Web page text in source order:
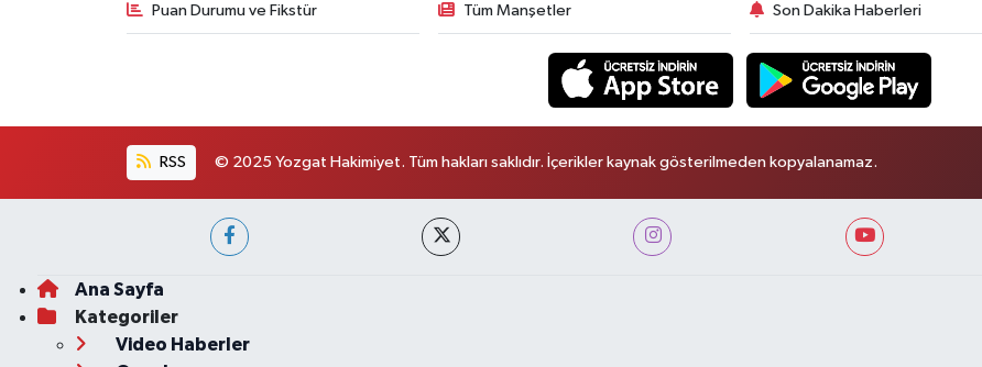
Puan Durumu ve Fikstür Tüm Manşetler Son Dakika Haberleri
RSS © 2025 Yozgat Hakimiyet. Tüm hakları saklıdır. İçerikler kaynak gösterilmeden kopyalanamaz.
Ana Sayfa
Kategoriler
Video Haberler